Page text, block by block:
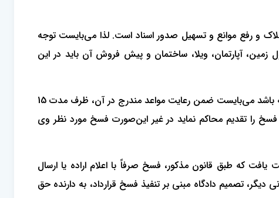
و رفع موانع و تسهیل صدور اسناد است. لذا می‌بایست توجه
هرگونه قرارداد راجع به اموال غیرمنقول زمین، آپارتمان، ویلا، ساختمان و پیش فروش آن باید در این
4- مطابق با تبصره 1 ماده 1 قانون الزام به ثبت رسمی معاملات اموال غیرمنقول، در صورتی که فروشنده، حق فسخ معامله را داشته باشد می‌بایست ضمن رعایت مواعد مندرج در آن، ظرف مدت 15
ارسال اظهارنامه نیز دادخواست تنفیذ فسخ را تقدیم محاکم نماید در غیر این‌صورت فسخ مورد نظر وی
بدین نتیجه دست یافت که طبق قانون مذکور، فسخ صرفاً با اعلام اراده یا ارسال
تصمیم دادگاه مبنی بر تنفیذ فسخ قرارداد، به دارنده حق